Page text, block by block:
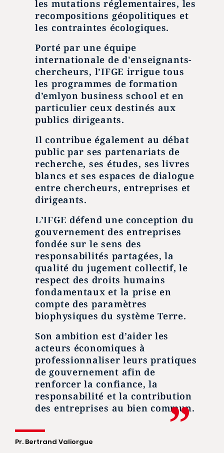
les mutations réglementaires, les
recompositions géopolitiques et
les contraintes écologiques.
Porté par une équipe
internationale de d'enseignants-
chercheurs, l’IFGE irrigue tous
les programmes de formation
d’emlyon business school et en
particulier ceux destinés aux
publics dirigeants.
Il contribue également au débat
public par ses partenariats de
recherche, ses études, ses livres
blancs et ses espaces de dialogue
entre chercheurs, entreprises et
dirigeants.
L’IFGE défend une conception du
gouvernement des entreprises
fondée sur le sens des
responsabilités partagées, la
qualité du jugement collectif, le
respect des droits humains
fondamentaux et la prise en
compte des paramètres
biophysiques du système Terre.
Son ambition est d’aider les
acteurs économiques à
professionnaliser leurs pratiques
de gouvernement afin de
renforcer la confiance, la
responsabilité et la contribution
des entreprises au bien commun.
Pr. Bertrand Valiorgue